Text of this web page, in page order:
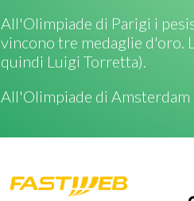
All'Olimpiade di Parigi i
vincono tre medaglie d'oro.
quindi Luigi Torretta).
All'Olimpiade di